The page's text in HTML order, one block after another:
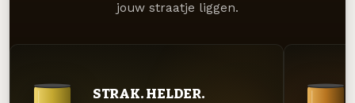
jouw straatje liggen.
STRAK. HELDER.